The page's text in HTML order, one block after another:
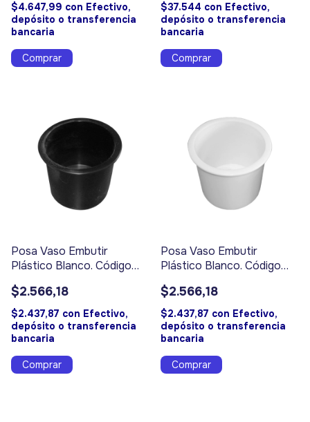
$4.647,99 con Efectivo,
depósito o transferencia
bancaria
$37.544 con Efectivo,
depósito o transferencia
bancaria
Posa Vaso Embutir
Plástico Blanco. Código
$2.566,18
$2.437,87 con Efectivo,
depósito o transferencia
bancaria
Posa Vaso Embutir
Plástico Blanco. Código
$2.566,18
$2.437,87 con Efectivo,
depósito o transferencia
bancaria